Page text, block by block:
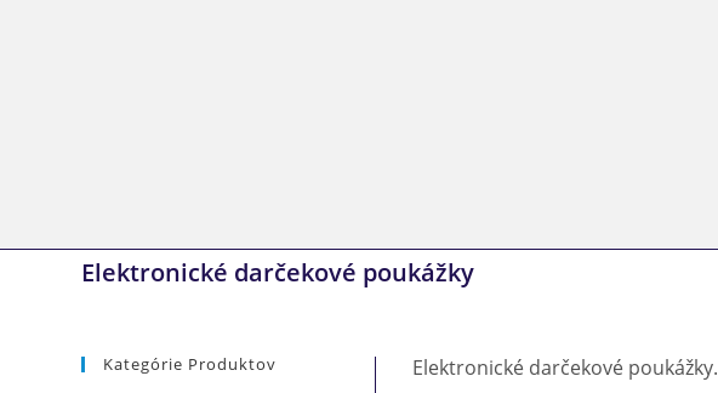
Elektronické darčekové poukážky
Elektronické darčekové poukážky.
Kategórie Produktov